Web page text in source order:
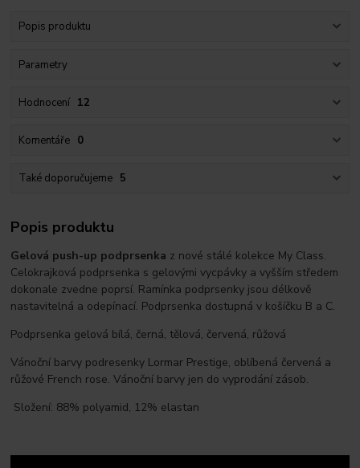
Popis produktu
Parametry
Hodnocení 12
Komentáře 0
Také doporučujeme 5
Popis produktu
Gelová push-up podprsenka z nové stálé kolekce My Class.
Celokrajková podprsenka s gelovými vycpávky a vyšším středem
dokonale zvedne poprsí. Ramínka podprsenky jsou délkově
nastavitelná a odepínací. Podprsenka dostupná v košíčku B a C.
Podprsenka gelová bílá, černá, tělová, červená, růžová
Vánoční barvy podresenky Lormar Prestige, oblíbená červená a
růžové French rose. Vánoční barvy jen do vyprodání zásob.
Složení: 88% polyamid, 12% elastan